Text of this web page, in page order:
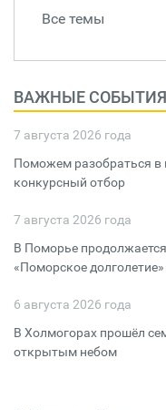
Все темы
ВАЖНЫЕ СОБЫТИЯ
7 августа 2026 года
Поможем разобраться в
конкурсный отбор
7 августа 2026 года
В Поморье
«Поморское долголетие»
6 августа 2026 года
В Холмогорах прошёл
открытым небом